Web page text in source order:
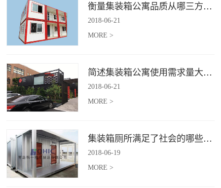
衡量集装箱公寓品质从哪三方面入手？
2018-06-21
MORE >
简述集装箱公寓使用需求量大幅增加的原因
2018-06-21
MORE >
集装箱厕所满足了社会的哪些需求
2018-06-19
MORE >